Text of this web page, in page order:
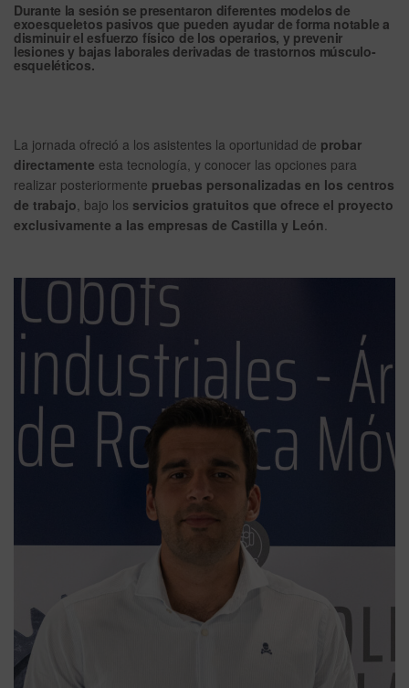
Durante la sesión se presentaron diferentes modelos de
exoesqueletos pasivos que pueden ayudar de forma notable a
disminuir el esfuerzo físico de los operarios, y prevenir
lesiones y bajas laborales derivadas de trastornos músculo-
esqueléticos.
La jornada ofreció a los asistentes la oportunidad de probar
directamente esta tecnología, y conocer las opciones para
realizar posteriormente pruebas personalizadas en los centros
de trabajo, bajo los servicios gratuitos que ofrece el proyecto
exclusivamente a las empresas de Castilla y León.